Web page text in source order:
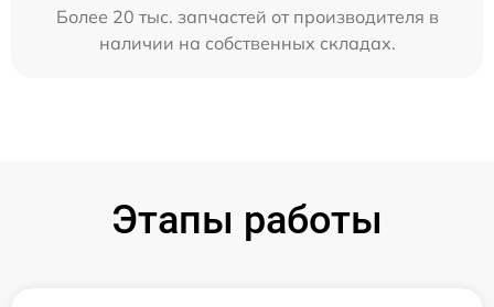
Более 20 тыс. запчастей от производителя в
наличии на собственных складах.
Этапы работы